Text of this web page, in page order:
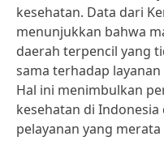
kesehatan. Data dari
menunjukkan bahwa
daerah terpencil yang
sama terhadap
Hal ini menimbulkan
kesehatan di
pelayanan yang